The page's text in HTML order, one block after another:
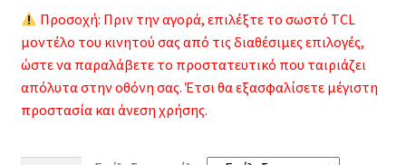
Προσοχή: Πριν την αγορά, επιλέξτε το σωστό TCL
μοντέλο του κινητού σας από τις διαθέσιμες επιλογές,
ώστε να παραλάβετε το προστατευτικό που ταιριάζει
απόλυτα στην οθόνη σας. Έτσι θα εξασφαλίσετε μέγιστη
προστασία και άνεση χρήσης.